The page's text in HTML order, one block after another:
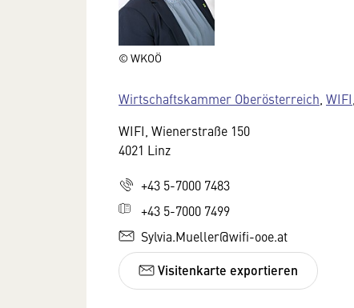
© WKOÖ
Wirtschaftskammer Oberösterreich WIFI
WIFI, Wienerstraße 150
4021 Linz
+43 5-7000 7483
+43 5-7000 7499
Sylvia.Mueller@wifi-ooe.at
Visitenkarte exportieren